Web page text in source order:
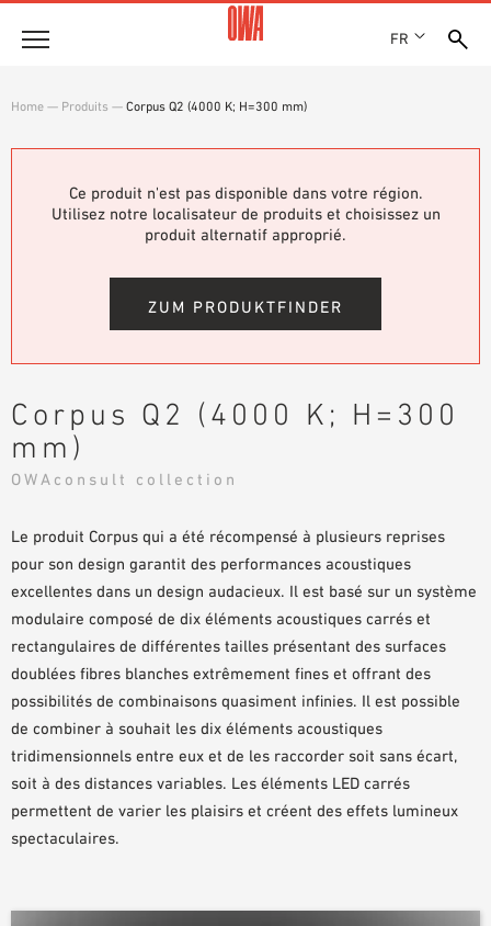
FR
NOS FILIALES
Produits
LES COLLECTIONS OWA
RECHERCHE GUIDÉE
Solutions
DOMAINES D’UTILISATION
DOCUMENTS D’APPEL D’OFFRES
TÉLÉCHARGEMENTS
DÉCLARATION DE PERFORMANCE (DDP)
BIBLIOTHÈQUE BIM/REVIT
COMMANDE D’ÉCHANTILLONS
Home — Produits — Corpus Q2 (4000 K; H=300 mm)
Ce produit n'est pas disponible dans votre région.
Utilisez notre localisateur de produits et choisissez un
produit alternatif approprié.
ZUM PRODUKTFINDER
Corpus Q2 (4000 K; H=300
mm)
OWAconsult collection
Le produit Corpus qui a été récompensé à plusieurs reprises
pour son design garantit des performances acoustiques
excellentes dans un design audacieux. Il est basé sur un système
modulaire composé de dix éléments acoustiques carrés et
rectangulaires de différentes tailles présentant des surfaces
doublées fibres blanches extrêmement fines et offrant des
possibilités de combinaisons quasiment infinies. Il est possible
de combiner à souhait les dix éléments acoustiques
tridimensionnels entre eux et de les raccorder soit sans écart,
soit à des distances variables. Les éléments LED carrés
permettent de varier les plaisirs et créent des effets lumineux
spectaculaires.